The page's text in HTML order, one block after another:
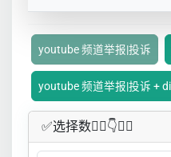
youtube 频道举报|投诉
youtube 频道举报|投诉 +
✅​选择数👇🏻​​👇👇🏻​​